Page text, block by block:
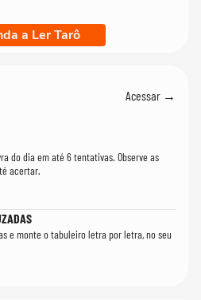
a Ler Tarô
Acessar →
do dia em até 6 tentativas. Observe as
acertar.
e monte o tabuleiro letra por letra, no seu